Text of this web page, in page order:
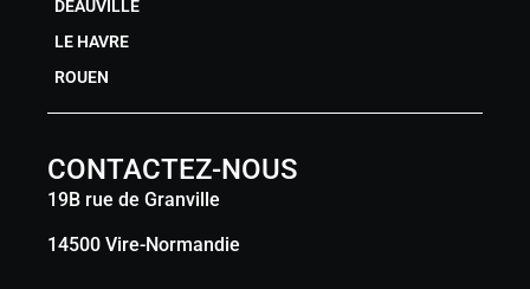
DEAUVILLE
LE HAVRE
ROUEN
CONTACTEZ-NOUS
19B rue de Granville
14500 Vire-Normandie